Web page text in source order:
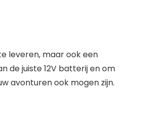
leveren, maar ook een
de juiste12V batterijen om
avonturen ook mogen zijn.